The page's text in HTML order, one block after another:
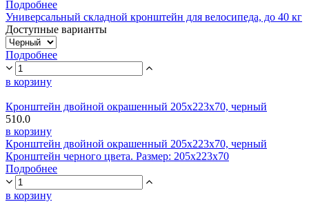
Подробнее
Универсальный складной кронштейн для велосипеда, до 40 кг
Доступные варианты
Подробнее
в корзину
Кронштейн двойной окрашенный 205х223х70, черный
510.0
в корзину
Кронштейн двойной окрашенный 205х223х70, черный
Кронштейн черного цвета. Размер: 205х223х70
Подробнее
в корзину